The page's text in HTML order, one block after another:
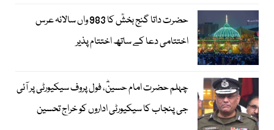
حضرت داتا گنج بخشؒ کا 983 واں سالانہ عرس
اختتامی دعا کے ساتھ اختتام پذیر
چہلم حضرت امام حسینؓ، فول پروف سیکیورٹی پر آئی
جی پنجاب کا سیکیورٹی اداروں کو خراج تحسین